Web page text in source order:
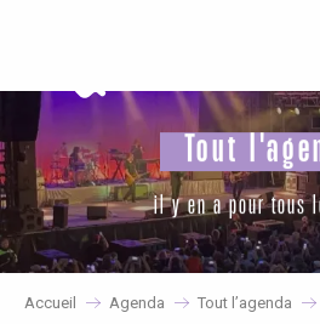
principal
Tout
il y en a pour tous
Accueil Agenda Tout l’agenda